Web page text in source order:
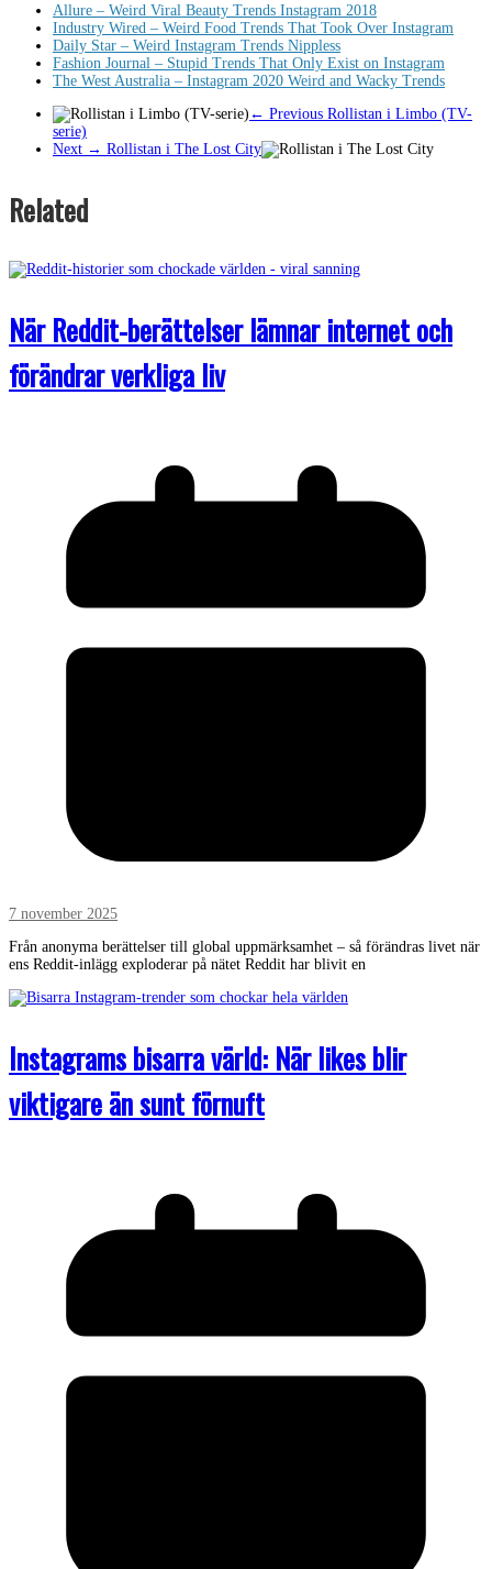
Allure – Weird Viral Beauty Trends Instagram 2018
Industry Wired – Weird Food Trends That Took Over Instagram
Daily Star – Weird Instagram Trends Nippless
Fashion Journal – Stupid Trends That Only Exist on Instagram
The West Australia – Instagram 2020 Weird and Wacky Trends
← Previous Rollistan i Limbo (TV-
serie)
Next → Rollistan i The Lost City
Related
När Reddit-berättelser lämnar internet och
förändrar verkliga liv
7 november 2025
Från anonyma berättelser till global uppmärksamhet – så förändras livet när
ens Reddit-inlägg exploderar på nätet Reddit har blivit en
Instagrams bisarra värld: När likes blir
viktigare än sunt förnuft